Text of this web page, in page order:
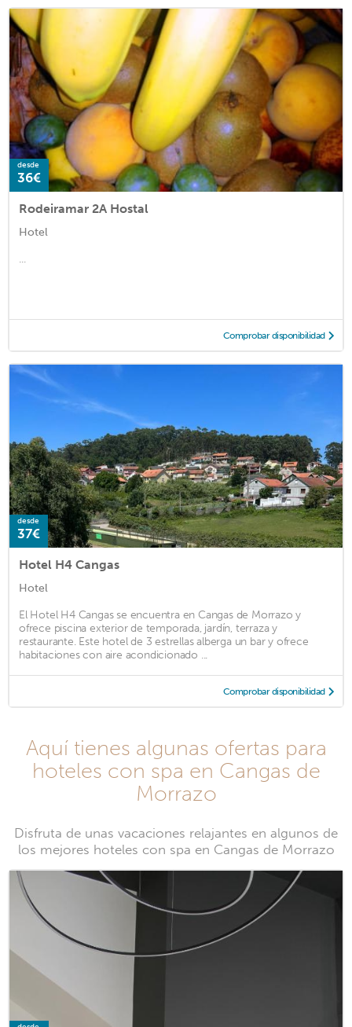
desde
36€
Rodeiramar 2A Hostal
Hotel
...
Comprobar disponibilidad
desde
37€
Hotel H4 Cangas
Hotel
El Hotel H4 Cangas se encuentra en Cangas de Morrazo y
ofrece piscina exterior de temporada, jardín, terraza y
restaurante. Este hotel de 3 estrellas alberga un bar y ofrece
habitaciones con aire acondicionado ...
Comprobar disponibilidad
Aquí tienes algunas ofertas para
hoteles con spa en Cangas de
Morrazo
Disfruta de unas vacaciones relajantes en algunos de
los mejores hoteles con spa en Cangas de Morrazo